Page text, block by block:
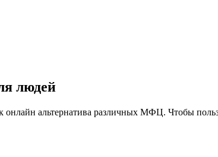
людей
альтернатива различных МФЦ. Чтобы